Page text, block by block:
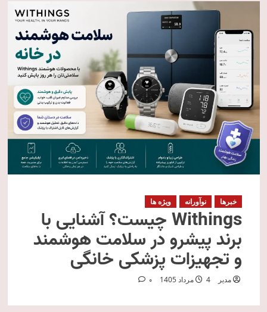
خبرها نوآورانه ویژه ها
Withings چیست؟ آشنایی با
برند پیشرو در سلامت هوشمند
و تجهیزات پزشکی خانگی
مدیر 4 مرداد 1405 0